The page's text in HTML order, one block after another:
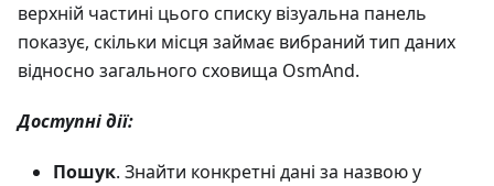
верхній частині цього списку візуальна панель
показує, скільки місця займає вибраний тип даних
відносно загального сховища OsmAnd.
Доступні дії:
Пошук. Знайти конкретні дані за назвою у